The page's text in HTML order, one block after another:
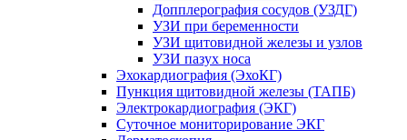
Допплерография сосудов (УЗДГ)
УЗИ при беременности
УЗИ щитовидной железы и узлов
УЗИ пазух носа
Эхокардиография (ЭхоКГ)
Пункция щитовидной железы (ТАПБ)
Электрокардиография (ЭКГ)
Суточное мониторирование ЭКГ